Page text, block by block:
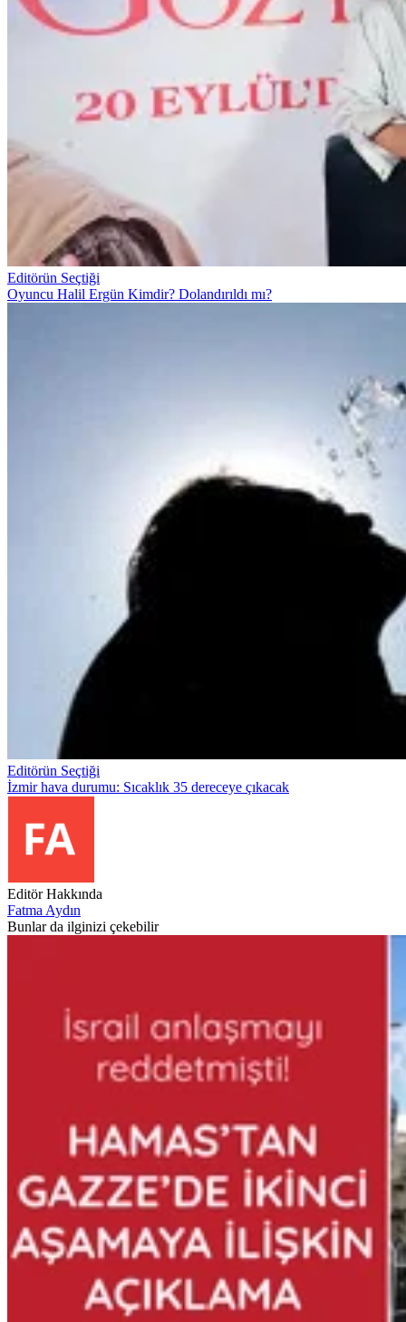
Editörün Seçtiği
Oyuncu Halil Ergün Kimdir? Dolandırıldı mı?
Editörün Seçtiği
İzmir hava durumu: Sıcaklık 35 dereceye çıkacak
Editör Hakkında
Fatma Aydın
Bunlar da ilginizi çekebilir